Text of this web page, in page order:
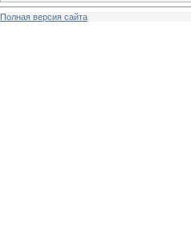
Полная версия сайта